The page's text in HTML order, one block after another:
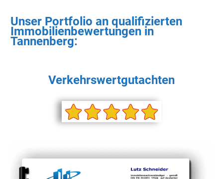
Unser Portfolio an qualifizierten
Immobilienbewertungen in
Tannenberg:
Verkehrswertgutachten